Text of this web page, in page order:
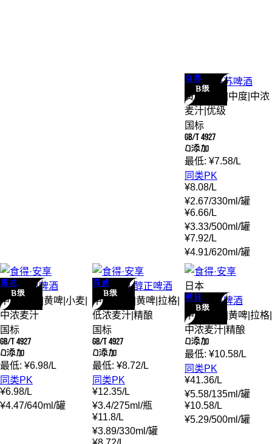
乌苏
B级
乌苏 红乌苏啤酒
黄啤
中度 中浓
麦汁 优级
国标
GB/T 4927
0添加
最低: ¥7.58/L
同类PK
¥8.08/L
¥2.67/330ml /罐
¥6.66/L
¥3.33/500ml /罐
¥7.92/L
¥4.91/620ml /罐
雪花
B级
雪花 经典啤酒
中度
黄啤 小麦
中浓麦汁
国标
GB/T 4927
0添加
最低: ¥6.98/L
同类PK
¥6.98/L
¥4.47/640ml /罐
百威
B级
百威 经典 醇正啤酒
中度
黄啤 拉格
低浓麦汁 精酿
国标
GB/T 4927
0添加
最低: ¥8.72/L
同类PK
¥12.35/L
¥3.4/275ml /瓶
¥11.8/L
¥3.89/330ml /罐
日本
朝日
B级
朝日 超爽啤酒
中度
黄啤 拉格
中浓麦汁 精酿
0添加
最低: ¥10.58/L
同类PK
¥41.36/L
¥5.58/135ml /罐
¥10.58/L
¥5.29/500ml /罐